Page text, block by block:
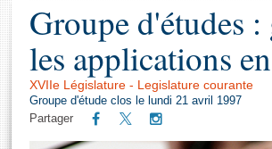
Général
:
Groupe d'études
les applications
XVIIe Législature - Legislature courante
Groupe d'étude clos le lundi 21 avril 1997
Partager